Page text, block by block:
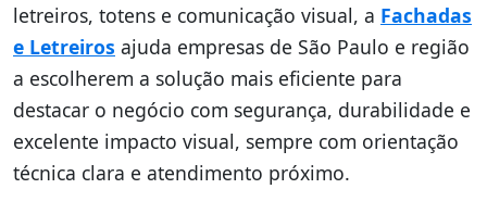
letreiros, totens e comunicação visual, a Fachadas
e Letreiros ajuda empresas de São Paulo e região
a escolherem a solução mais eficiente para
destacar o negócio com segurança, durabilidade e
excelente impacto visual, sempre com orientação
técnica clara e atendimento próximo.